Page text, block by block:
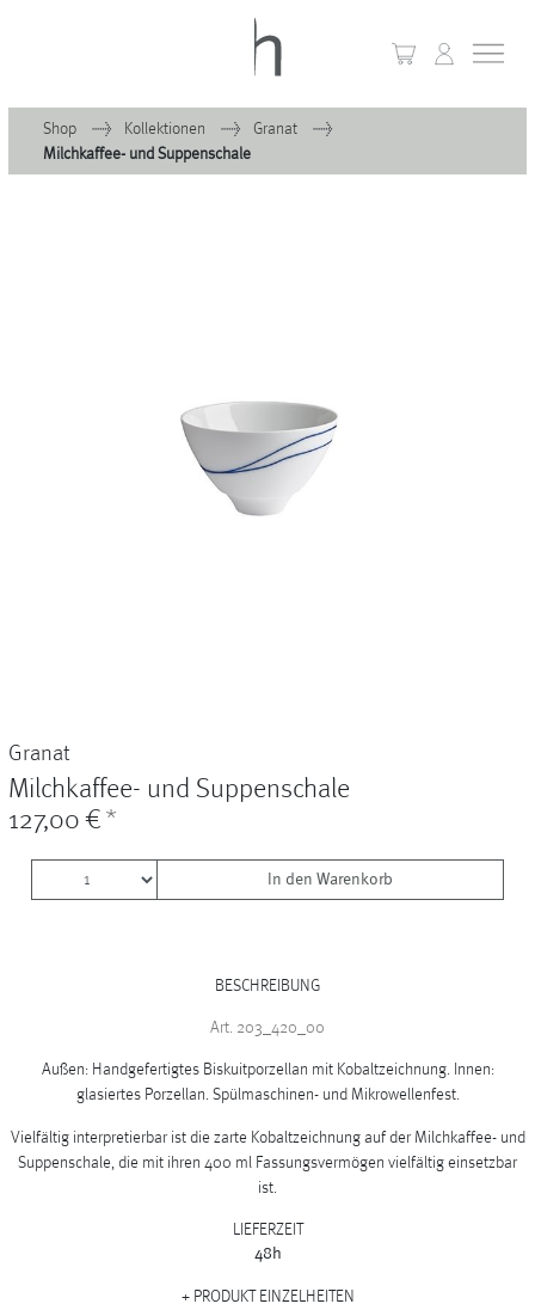
Home +
Shop Kollektionen
Granat
Milchkaffee- und Suppenschale
Granat
Milchkaffee- und Suppenschale
127,00 € *
In den Warenkorb
BESCHREIBUNG
Art. 203_420_00
Außen: Handgefertigtes Biskuitporzellan mit Kobaltzeichnung. Innen:
glasiertes Porzellan. Spülmaschinen- und Mikrowellenfest.
Vielfältig interpretierbar ist die zarte Kobaltzeichnung auf der Milchkaffee- und
Suppenschale, die mit ihren 400 ml Fassungsvermögen vielfältig einsetzbar
ist.
LIEFERZEIT
48h
PRODUKT EINZELHEITEN